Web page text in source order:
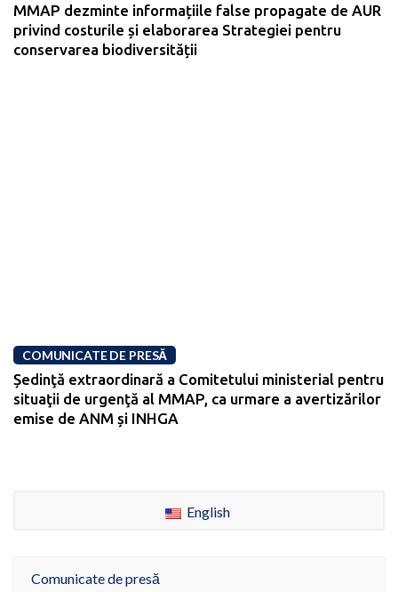
MMAP dezminte informațiile false propagate de AUR
privind costurile și elaborarea Strategiei pentru
conservarea biodiversității
COMUNICATE DE PRESĂ
Ședinţă extraordinară a Comitetului ministerial pentru
situaţii de urgenţă al MMAP, ca urmare a avertizărilor
emise de ANM și INHGA
English
Comunicate de presă